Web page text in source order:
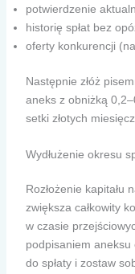
potwierdzenie
historię spłat bez
oferty konkurencji
Następnie złóż
aneks z obniżką
setki złotych
Wydłużenie okresu
Rozłożenie kapitału
zwiększa całkowity
w czasie
podpisaniem aneksu
do spłaty i zostaw